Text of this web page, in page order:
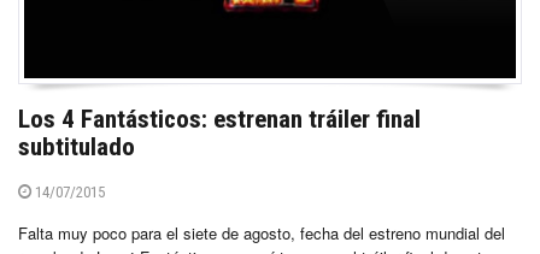
Los 4 Fantásticos: estrenan tráiler final
subtitulado
14/07/2015
Falta muy poco para el siete de agosto, fecha del estreno mundial del